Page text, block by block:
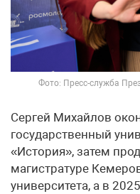
Фото: Пресс-служба
Сергей Михайлов
государственный
«История», затем
магистратуре
университета, а в